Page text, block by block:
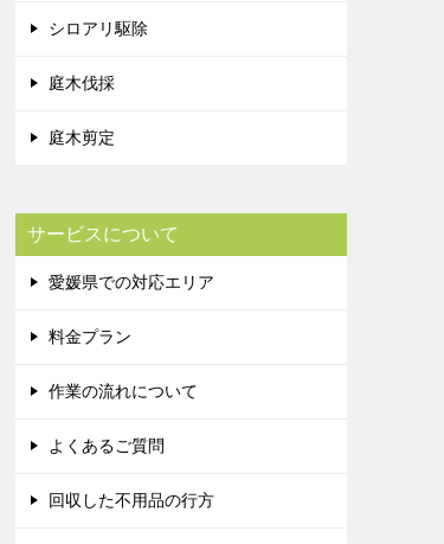
シロアリ駆除
庭木伐採
庭木剪定
サービスについて
愛媛県での対応エリア
料金プラン
作業の流れについて
よくあるご質問
回収した不用品の行方